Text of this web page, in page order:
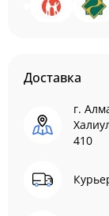
Доставка
г.
410